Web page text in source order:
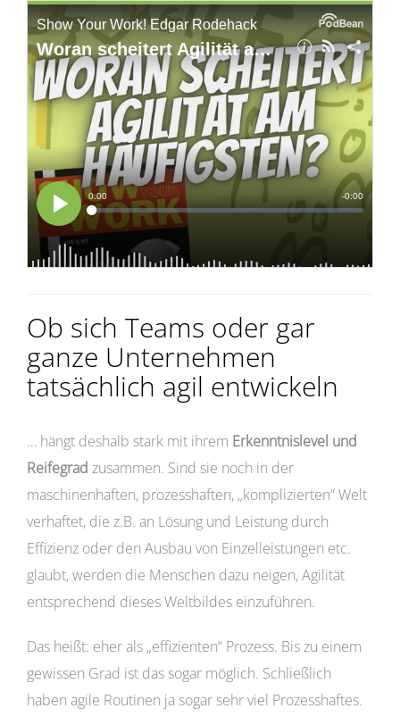
Ob sich Teams oder gar
ganze Unternehmen
tatsächlich agil entwickeln
… hängt deshalb stark mit ihrem Erkenntnislevel und
Reifegrad zusammen. Sind sie noch in der
maschinenhaften, prozesshaften, „komplizierten“ Welt
verhaftet, die z.B. an Lösung und Leistung durch
Effizienz oder den Ausbau von Einzelleistungen etc.
glaubt, werden die Menschen dazu neigen, Agilität
entsprechend dieses Weltbildes einzuführen.
Das heißt: eher als „effizienten“ Prozess. Bis zu einem
gewissen Grad ist das sogar möglich. Schließlich
haben agile Routinen ja sogar sehr viel Prozesshaftes.